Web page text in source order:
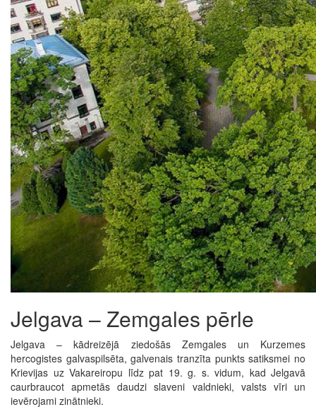
Jelgava – Zemgales pērle
Jelgava – kādreizējā ziedošās Zemgales un Kurzemes
hercogistes galvaspilsēta, galvenais tranzīta punkts satiksmei no
Krievijas uz Vakareiropu līdz pat 19. g. s. vidum, kad Jelgavā
caurbraucot apmetās daudzi slaveni valdnieki, valsts vīri un
ievērojami zinātnieki.